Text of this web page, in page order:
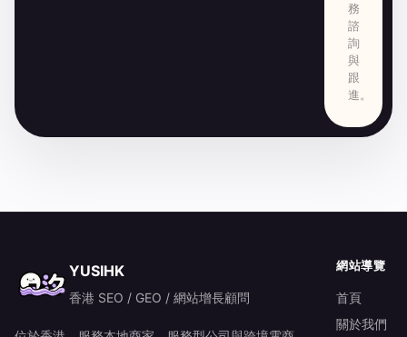
務
諮
詢
與
跟
進。
YUSIHK
香港 SEO / GEO / 網站增長顧問
網站導覽
首頁
關於我們